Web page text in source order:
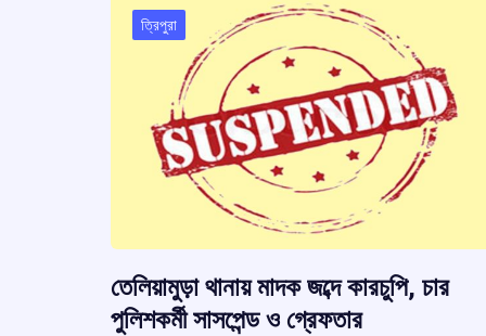
ত্রিপুরা
তেলিয়ামুড়া থানায় মাদক জব্দে কারচুপি, চার
পুলিশকর্মী সাসপেন্ড ও গ্রেফতার